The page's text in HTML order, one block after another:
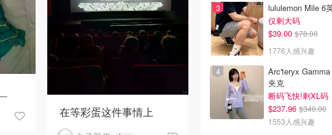
在等彩蛋这件事情上
lululemon Mile 6
仅剩大码
$39.00 $78.00
1776人感兴趣
Arc'teryx
夹克
断码飞快!剩XL码
$237.96 $340.00
1553人感兴趣